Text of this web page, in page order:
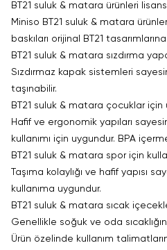
BT21 suluk & matara ürünleri
Miniso BT21 suluk & matara
baskıları orijinal BT21
BT21 suluk & matara sızdırma
Sızdırmaz kapak sistemleri
taşınabilir.
BT21 suluk & matara çocuklar için
Hafif ve ergonomik yapıları
kullanımı için uygundur. BPA
BT21 suluk & matara spor için
Taşıma kolaylığı ve hafif yapısı
kullanıma uygundur.
BT21 suluk & matara sıcak
Genellikle soğuk ve oda
Ürün özelinde kullanım